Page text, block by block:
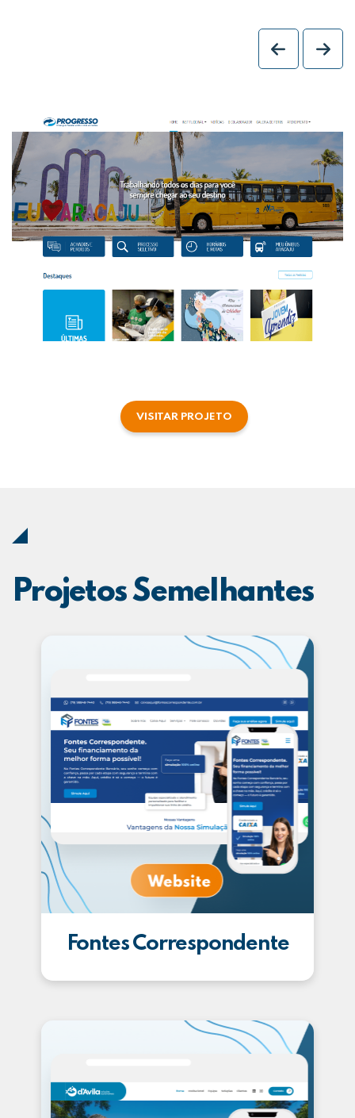
VISITAR PROJETO
Projetos Semelhantes
Fontes Correspondente